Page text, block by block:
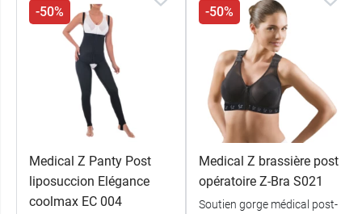
-50%
Medical Z Panty Post
liposuccion Elégance
coolmax EC 004
-50%
Medical Z brassière post
opératoire Z-Bra S021
Soutien gorge médical post-